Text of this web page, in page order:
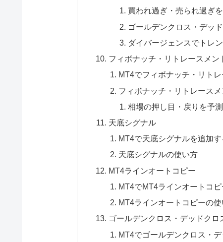
買われ過ぎ・売られ過ぎ
ゴールデンクロス・デッ
ダイバージェンスでトレ
フィボナッチ・リトレースメン
MT4でフィボナッチ・リト
フィボナッチ・リトレース
相場の押し目・戻りを予
天底シグナル
MT4で天底シグナルを追加
天底シグナルの使い方
MT4ラインオートコピー
MT4でMT4ラインオートコ
MT4ラインオートコピーの
ゴールデンクロス・デッドクロ
MT4でゴールデンクロス・